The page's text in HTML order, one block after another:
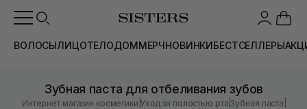
ВОЛОСЫЛИЦОТЕЛОДОММЕРЧНОВИНКИБЕСТСЕЛЛЕРЫ
Зубная паста для отбеливания зубов
Интернет магазин косметики |Уход за полостью рта |Зубная паста